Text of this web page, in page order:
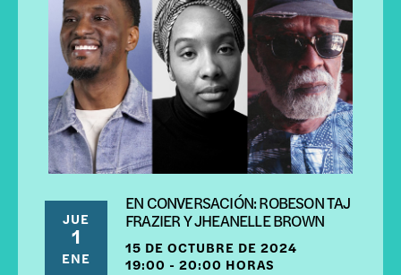
JUE
1
ENE
EN CONVERSACIÓN: ROBESON TAJ
FRAZIER Y JHEANELLE BROWN
15 DE OCTUBRE DE 2024
19:00 - 20:00 HORAS